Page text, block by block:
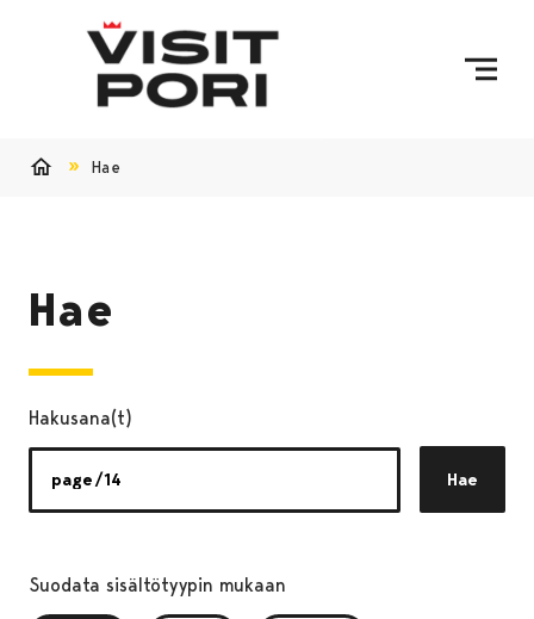
Hae
Hae
Hakusana(t)
Hae
Suodata sisältötyypin mukaan